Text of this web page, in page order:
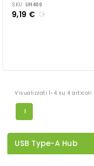
SKU: UH400
9,19 €
Visualizzati 1-4 su 4 articoli
1
USB Type-A Hub